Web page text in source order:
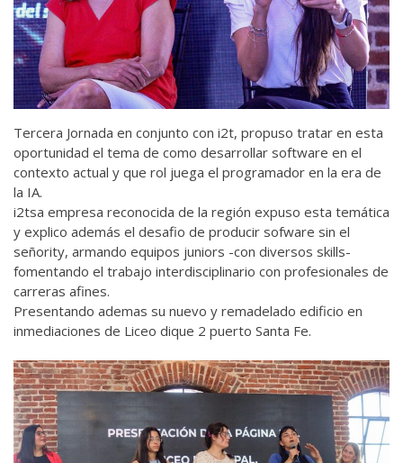
Tercera Jornada en conjunto con i2t, propuso tratar en esta
oportunidad el tema de como desarrollar software en el
contexto actual y que rol juega el programador en la era de
la IA.
i2tsa empresa reconocida de la región expuso esta temática
y explico además el desafio de producir sofware sin el
señority, armando equipos juniors -con diversos skills-
fomentando el trabajo interdisciplinario con profesionales de
carreras afines.
Presentando ademas su nuevo y remadelado edificio en
inmediaciones de Liceo dique 2 puerto Santa Fe.